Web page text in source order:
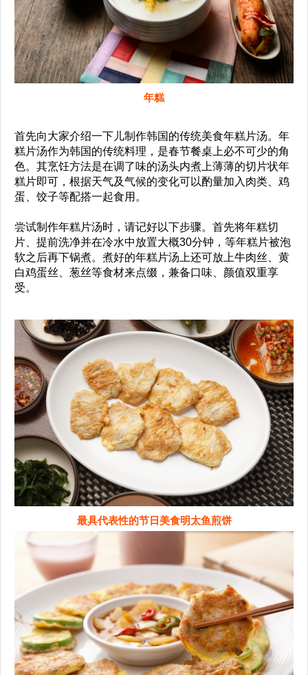
年糕
首先向大家介绍一下儿制作韩国的传统美食年糕片汤。年
糕片汤作为韩国的传统料理，是春节餐桌上必不可少的角
色。其烹饪方法是在调了味的汤头内煮上薄薄的切片状年
糕片即可，根据天气及气候的变化可以酌量加入肉类、鸡
蛋、饺子等配搭一起食用。
尝试制作年糕片汤时，请记好以下步骤。首先将年糕切
片、提前洗净并在冷水中放置大概30分钟，等年糕片被泡
软之后再下锅煮。煮好的年糕片汤上还可放上牛肉丝、黄
白鸡蛋丝、葱丝等食材来点缀，兼备口味、颜值双重享
受。
最具代表性的节日美食明太鱼煎饼